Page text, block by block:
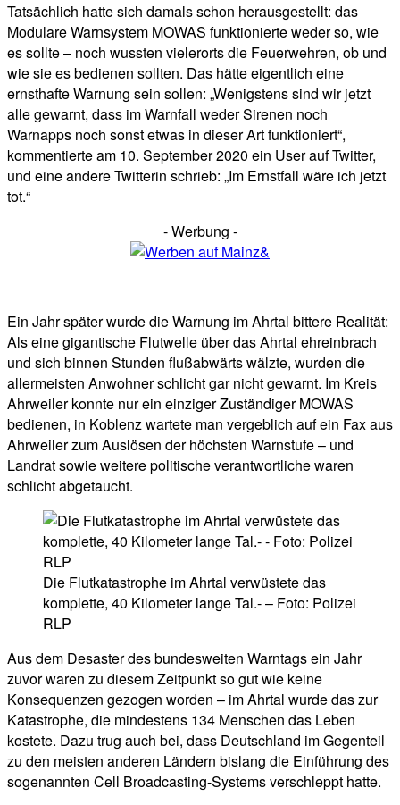
Tatsächlich hatte sich damals schon herausgestellt: das
Modulare Warnsystem MOWAS funktionierte weder so, wie
es sollte – noch wussten vielerorts die Feuerwehren, ob und
wie sie es bedienen sollten. Das hätte eigentlich eine
ernsthafte Warnung sein sollen: „Wenigstens sind wir jetzt
alle gewarnt, dass im Warnfall weder Sirenen noch
Warnapps noch sonst etwas in dieser Art funktioniert“,
kommentierte am 10. September 2020 ein User auf Twitter,
und eine andere Twitterin schrieb: „Im Ernstfall wäre ich jetzt
tot.“
- Werbung -
Ein Jahr später wurde die Warnung im Ahrtal bittere Realität:
Als eine gigantische Flutwelle über das Ahrtal ehreinbrach
und sich binnen Stunden flußabwärts wälzte, wurden die
allermeisten Anwohner schlicht gar nicht gewarnt. Im Kreis
Ahrweiler konnte nur ein einziger Zuständiger MOWAS
bedienen, in Koblenz wartete man vergeblich auf ein Fax aus
Ahrweiler zum Auslösen der höchsten Warnstufe – und
Landrat sowie weitere politische verantwortliche waren
schlicht abgetaucht.
Die Flutkatastrophe im Ahrtal verwüstete das
komplette, 40 Kilometer lange Tal.- – Foto: Polizei
RLP
Aus dem Desaster des bundesweiten Warntags ein Jahr
zuvor waren zu diesem Zeitpunkt so gut wie keine
Konsequenzen gezogen worden – im Ahrtal wurde das zur
Katastrophe, die mindestens 134 Menschen das Leben
kostete. Dazu trug auch bei, dass Deutschland im Gegenteil
zu den meisten anderen Ländern bislang die Einführung des
sogenannten Cell Broadcasting-Systems verschleppt hatte.